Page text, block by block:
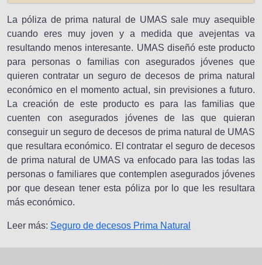
La póliza de prima natural de UMAS sale muy asequible
cuando eres muy joven y a medida que avejentas va
resultando menos interesante. UMAS diseñó este producto
para personas o familias con asegurados jóvenes que
quieren contratar un seguro de decesos de prima natural
económico en el momento actual, sin previsiones a futuro.
La creación de este producto es para las familias que
cuenten con asegurados jóvenes de las que quieran
conseguir un seguro de decesos de prima natural de UMAS
que resultara económico. El contratar el seguro de decesos
de prima natural de UMAS va enfocado para las todas las
personas o familiares que contemplen asegurados jóvenes
por que desean tener esta póliza por lo que les resultara
más económico.
Leer más: Seguro de decesos Prima Natural